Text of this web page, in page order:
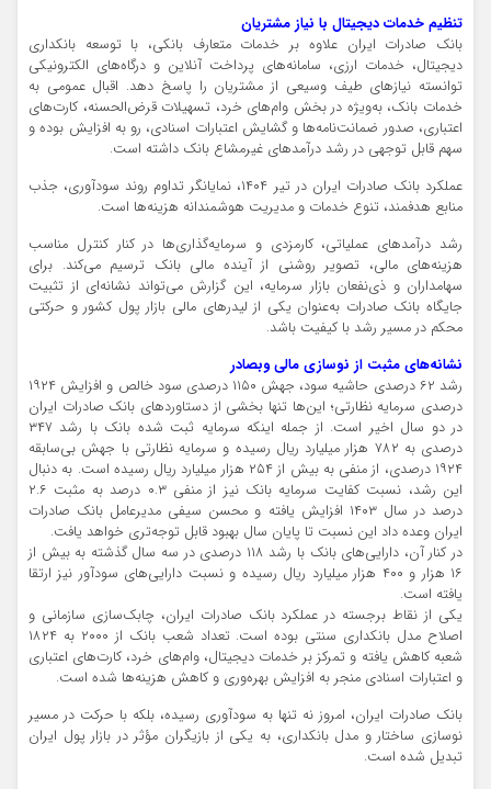
تنظیم خدمات دیجیتال با نیاز مشتریان
بانک صادرات ایران علاوه بر خدمات متعارف بانکی، با توسعه بانکداری
دیجیتال، خدمات ارزی، سامانه‌های پرداخت آنلاین و درگاه‌های الکترونیکی
توانسته نیازهای طیف وسیعی از مشتریان را پاسخ دهد. اقبال عمومی به
خدمات بانک، به‌ویژه در بخش وام‌های خرد، تسهیلات قرض‌الحسنه، کارت‌های
اعتباری، صدور ضمانت‌نامه‌ها و گشایش اعتبارات اسنادی، رو به افزایش بوده و
سهم قابل توجهی در رشد درآمدهای غیرمشاع بانک داشته است.
عملکرد بانک صادرات ایران در تیر ۱۴۰۴، نمایانگر تداوم روند سودآوری، جذب
منابع هدفمند، تنوع خدمات و مدیریت هوشمندانه هزینه‌ها است.
رشد درآمدهای عملیاتی، کارمزدی و سرمایه‌گذاری‌ها در کنار کنترل مناسب
هزینه‌های مالی، تصویر روشنی از آینده مالی بانک ترسیم می‌کند. برای
سهامداران و ذی‌نفعان بازار سرمایه، این گزارش می‌تواند نشانه‌ای از تثبیت
جایگاه بانک صادرات به‌عنوان یکی از لیدرهای مالی بازار پول کشور و حرکتی
محکم در مسیر رشد با کیفیت باشد.
نشانه‌های مثبت از نوسازی مالی وبصادر
رشد ۶۲ درصدی حاشیه سود، جهش ۱۱۵۰ درصدی سود خالص و افزایش ۱۹۲۴
درصدی سرمایه نظارتی؛ این‌ها تنها بخشی از دستاوردهای بانک صادرات ایران
در دو سال اخیر است. از جمله اینکه سرمایه ثبت‌ شده بانک با رشد ۳۴۷
درصدی به ۷۸۲ هزار میلیارد ریال رسیده و سرمایه نظارتی با جهش بی‌سابقه
۱۹۲۴ درصدی، از منفی به بیش از ۲۵۴ هزار میلیارد ریال رسیده است. به دنبال
این رشد، نسبت کفایت سرمایه بانک نیز از منفی ۰.۳ درصد به مثبت ۲.۶
درصد در سال ۱۴۰۳ افزایش یافته و محسن سیفی مدیرعامل بانک صادرات
ایران وعده داد این نسبت تا پایان سال بهبود قابل توجه‌تری خواهد یافت.
در کنار آن، دارایی‌های بانک با رشد ۱۱۸ درصدی در سه سال گذشته به بیش از
۱۶ هزار و ۴۰۰ هزار میلیارد ریال رسیده و نسبت دارایی‌های سودآور نیز ارتقا
یافته است.
یکی از نقاط برجسته در عملکرد بانک صادرات ایران، چابک‌سازی سازمانی و
اصلاح مدل بانکداری سنتی بوده است. تعداد شعب بانک از ۲۰۰۰ به ۱۸۲۴
شعبه کاهش یافته و تمرکز بر خدمات دیجیتال، وام‌های خرد، کارت‌های اعتباری
و اعتبارات اسنادی منجر به افزایش بهره‌وری و کاهش هزینه‌ها شده است.
بانک صادرات ایران، امروز نه تنها به سودآوری رسیده، بلکه با حرکت در مسیر
نوسازی ساختار و مدل بانکداری، به یکی از بازیگران مؤثر در بازار پول ایران
تبدیل شده است.